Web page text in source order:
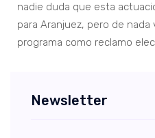
nadie duda que esta
para Aranjuez, pero de nada
programa como reclamo
Newsletter